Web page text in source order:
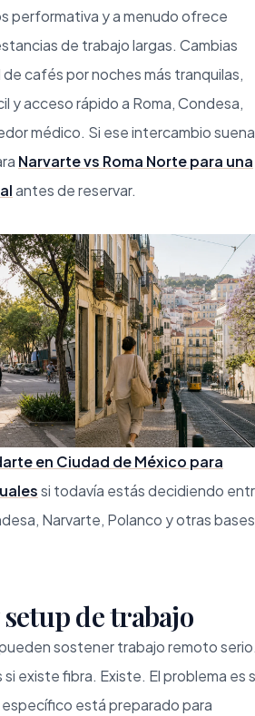
performativa y a menudo ofrece
de trabajo largas. Cambias
cafés por noches más tranquilas,
y acceso rápido a Roma, Condesa,
médico. Si ese intercambio suena
Narvarte vs Roma Norte para una
antes de reservar.
en Ciudad de México para
si todavía estás decidiendo
Narvarte, Polanco y otras bases
de trabajo
sostener trabajo remoto
si existe fibra. Existe. El problema es
está preparado para